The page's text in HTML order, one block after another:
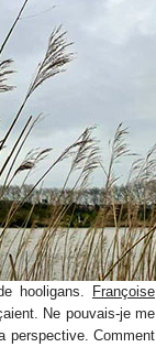
hooligans.
Françoise
Ne pouvais-je me
perspective. Comment